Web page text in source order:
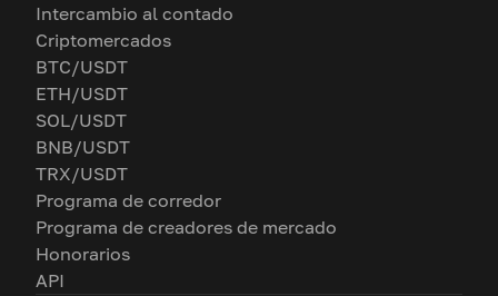
Intercambio al contado
Criptomercados
BTC/USDT
ETH/USDT
SOL/USDT
BNB/USDT
TRX/USDT
Programa de corredor
Programa de creadores de mercado
Honorarios
API